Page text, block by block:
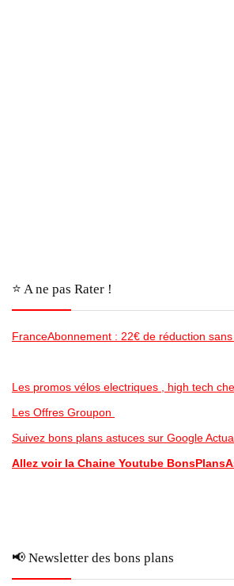
⭐️ A ne pas Rater !
FranceAbonnement : 22€ de réduction
Les promos vélos electriques , high tech
Les Offres Groupon
Suivez bons plans astuces sur Google
Allez voir la Chaine Youtube
📢 Newsletter des bons plans